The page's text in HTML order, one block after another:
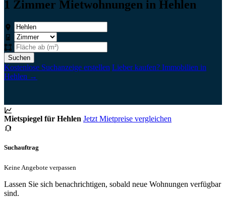
1 Zimmer Mietwohnungen in Hehlen
Suchen
Kostenlose Suchanzeige erstellen Lieber kaufen? Immobilien in
Hehlen →
Mietspiegel für Hehlen Jetzt Mietpreise vergleichen
Suchauftrag
Keine Angebote verpassen
Lassen Sie sich benachrichtigen, sobald neue Wohnungen verfügbar
sind.